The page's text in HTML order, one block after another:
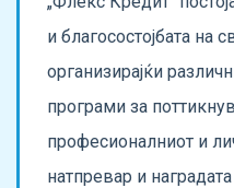
и благосостојбата на
организирајќи
програми за
професионалниот и
натпревар и